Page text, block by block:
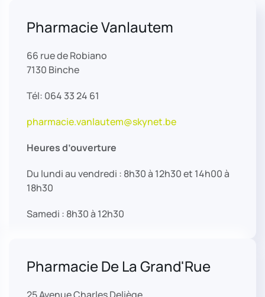
Pharmacie Vanlautem
66 rue de Robiano
7130 Binche
Tél: 064 33 24 61
pharmacie.vanlautem@skynet.be
Heures d’ouverture
Du lundi au vendredi : 8h30 à 12h30 et 14h00 à
18h30
Samedi : 8h30 à 12h30
Pharmacie De La Grand'Rue